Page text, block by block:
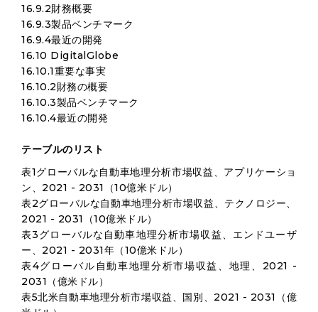
16.9.2財務概要
16.9.3製品ベンチマーク
16.9.4最近の開発
16.10 DigitalGlobe
16.10.1重要な事実
16.10.2財務の概要
16.10.3製品ベンチマーク
16.10.4最近の開発
テーブルのリスト
表1グローバルな自動車地理分析市場収益、アプリケーショ
ン、2021 - 2031（10億米ドル）
表2グローバルな自動車地理分析市場収益、テクノロジー、
2021 - 2031（10億米ドル）
表3グローバルな自動車地理分析市場収益、エンドユーザ
ー、2021 - 2031年（10億米ドル）
表4グローバル自動車地理分析市場収益、地理、2021 -
2031（億米ドル）
表5北米自動車地理分析市場収益、国別、2021 - 2031（億